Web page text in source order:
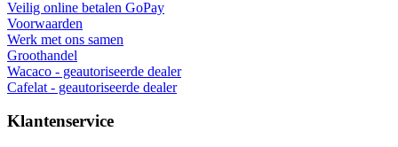
Veilig online betalen GoPay
Voorwaarden
Werk met ons samen
Groothandel
Wacaco - geautoriseerde dealer
Cafelat - geautoriseerde dealer
Klantenservice